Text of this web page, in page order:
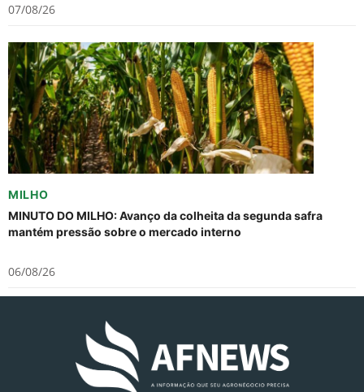
07/08/26
MILHO
MINUTO DO MILHO: Avanço da colheita da segunda safra
mantém pressão sobre o mercado interno
06/08/26